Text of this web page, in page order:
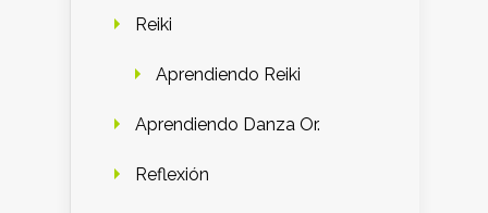
Reiki
Aprendiendo Reiki
Aprendiendo Danza Or.
Reflexión